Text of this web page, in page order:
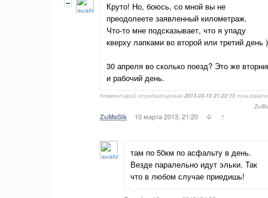
Круто! Но, боюсь, со мной вы не
преодолеете заявленный километраж.
Что-то мне подсказывает, что я упаду
кверху лапками во второй или третий день )
30 апреля во сколько поезд? Это же
и рабочий день.
Комментарий отредактирован 2013-03-10 21:22:15
ZuMaSik 10 марта 2013, 21:20 ↑
там по 50км по асфальту в день.
Везде паралельно идут эльки. Так
что в любом случае приедишь!